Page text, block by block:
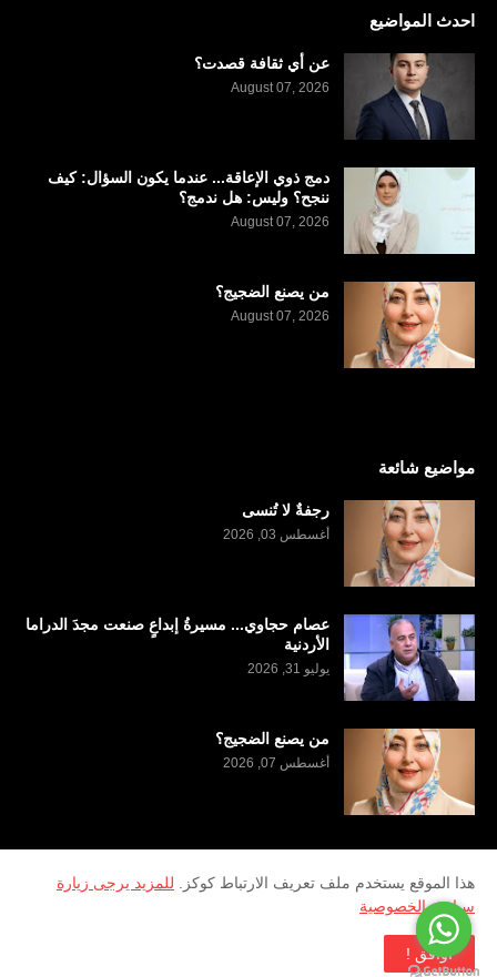
احدث المواضيع
عن أي ثقافة قصدت؟
August 07, 2026
دمج ذوي الإعاقة... عندما يكون السؤال: كيف
ننجح؟ وليس: هل ندمج؟
August 07, 2026
من يصنع الضجيج؟
August 07, 2026
مواضيع شائعة
رجفةٌ لا تُنسى
أغسطس 03, 2026
عصام حجاوي... مسيرةُ إبداعٍ صنعت مجدَ الدراما
الأردنية
يوليو 31, 2026
من يصنع الضجيج؟
أغسطس 07, 2026
2026
هذا الموقع يستخدم ملف تعريف الارتباط كوكز. للمزيد يرجى زيارة
سياسة الخصوصية
اوافق !